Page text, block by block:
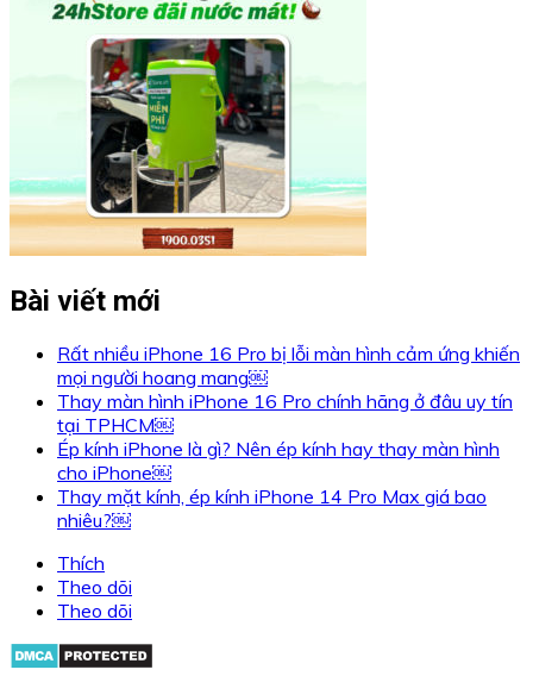
Bài viết mới
Rất nhiều iPhone 16 Pro bị lỗi màn hình cảm ứng khiến
mọi người hoang mang￼
Thay màn hình iPhone 16 Pro chính hãng ở đâu uy tín
tại TPHCM￼
Ép kính iPhone là gì? Nên ép kính hay thay màn hình
cho iPhone￼
Thay mặt kính, ép kính iPhone 14 Pro Max giá bao
nhiêu?￼
Thích
Theo dõi
Theo dõi